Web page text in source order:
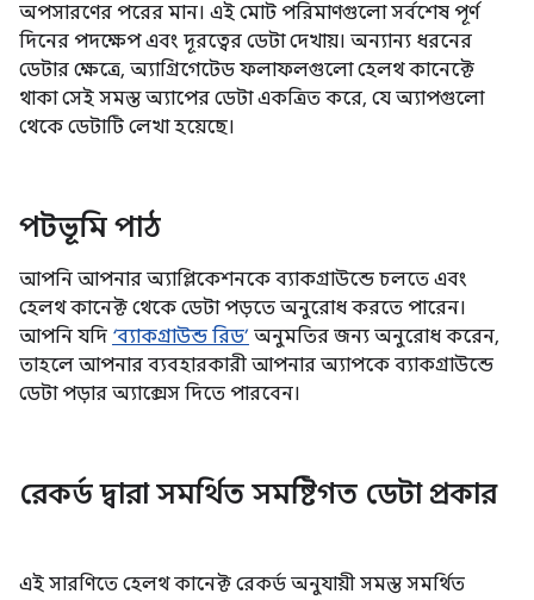
অপসারণের পরের মান। এই মোট পরিমাণগুলো সর্বশেষ পূর্ণ
দিনের পদক্ষেপ এবং দূরত্বের ডেটা দেখায়। অন্যান্য ধরনের
ডেটার ক্ষেত্রে, অ্যাগ্রিগেটেড ফলাফলগুলো হেলথ কানেক্টে
থাকা সেই সমস্ত অ্যাপের ডেটা একত্রিত করে, যে অ্যাপগুলো
থেকে ডেটাটি লেখা হয়েছে।
পটভূমি পাঠ
আপনি আপনার অ্যাপ্লিকেশনকে ব্যাকগ্রাউন্ডে চলতে এবং
হেলথ কানেক্ট থেকে ডেটা পড়তে অনুরোধ করতে পারেন।
আপনি যদি ‘ব্যাকগ্রাউন্ড রিড’ অনুমতির জন্য অনুরোধ করেন,
তাহলে আপনার ব্যবহারকারী আপনার অ্যাপকে ব্যাকগ্রাউন্ডে
ডেটা পড়ার অ্যাক্সেস দিতে পারবেন।
রেকর্ড দ্বারা সমর্থিত সমষ্টিগত ডেটা প্রকার
এই সারণিতে হেলথ কানেক্ট রেকর্ড অনুযায়ী সমস্ত সমর্থিত